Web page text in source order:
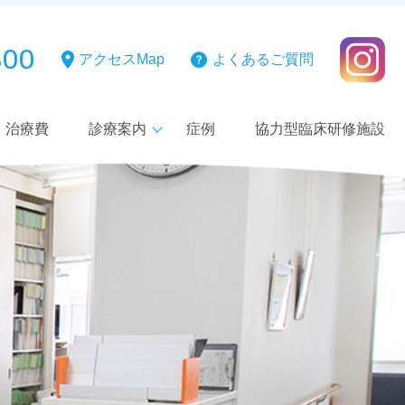
アクセスMap よくあるご質問
治療費 診療案内 症例 協力型臨床研修施設